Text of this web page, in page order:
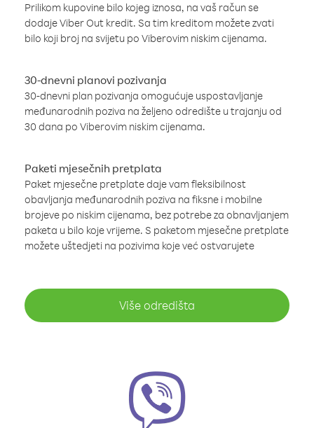
Prilikom kupovine bilo kojeg iznosa, na vaš račun se
dodaje Viber Out kredit. Sa tim kreditom možete zvati
bilo koji broj na svijetu po Viberovim niskim cijenama.
30-dnevni planovi pozivanja
30-dnevni plan pozivanja omogućuje uspostavljanje
međunarodnih poziva na željeno odredište u trajanju od
30 dana po Viberovim niskim cijenama.
Paketi mjesečnih pretplata
Paket mjesečne pretplate daje vam fleksibilnost
obavljanja međunarodnih poziva na fiksne i mobilne
brojeve po niskim cijenama, bez potrebe za obnavljanjem
paketa u bilo koje vrijeme. S paketom mjesečne pretplate
možete uštedjeti na pozivima koje već ostvarujete
Više odredišta